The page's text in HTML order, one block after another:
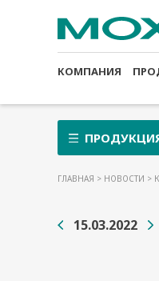
КОМПАНИЯ
ГЛАВНАЯ > НОВОСТИ >
15.03.2022